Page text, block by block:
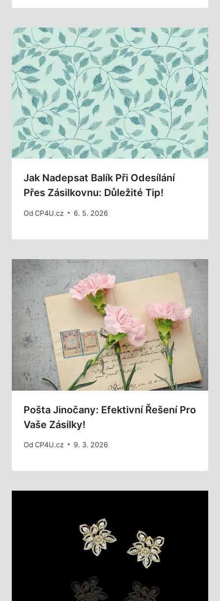
Jak Nadepsat Balík Při Odesílání
Přes Zásilkovnu: Důležité Tip!
Od CP4U.cz 6. 5. 2026
Pošta Jinočany: Efektivní Řešení Pro
Vaše Zásilky!
Od CP4U.cz 9. 3. 2026